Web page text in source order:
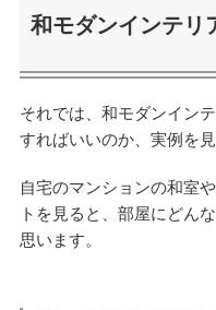
和モダンインテリ
それでは、和モダンイン
すればいいのか、実例を
自宅のマンションの和室
トを見ると、部屋にどん
思います。